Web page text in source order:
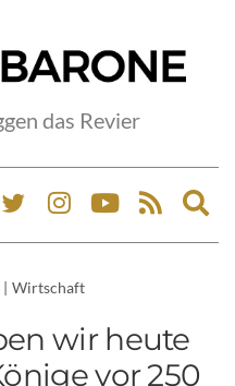
das Revier
| Wirtschaft
wir heute
vor 250